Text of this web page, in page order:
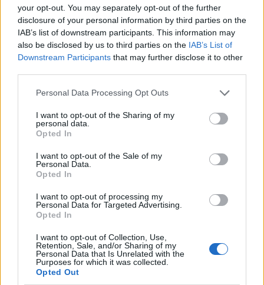
your opt-out. You may separately opt-out of the further
disclosure of your personal information by third parties on the
IAB’s list of downstream participants. This information may
also be disclosed by us to third parties on the IAB’s List of
Downstream Participants that may further disclose it to other
Please note that this website/app uses one or more Google
not limited to your visit or usage behaviour. You may click to
grant or deny consent to Google and its third-party tags to
use your data for below specified purposes in below Google
consent section.
Personal Data Processing Opt Outs
I want to opt-out of the Sharing of my
personal data.
Opted In
I want to opt-out of the Sale of my
Personal Data.
Opted In
I want to opt-out of processing my
Personal Data for Targeted Advertising.
Opted In
I want to opt-out of Collection, Use,
Retention, Sale, and/or Sharing of my
Personal Data that Is Unrelated with the
Purposes for which it was collected.
Opted Out
παραμένειαβέβαιο.
Ένα άμεσο ερώτημα είναι αν ο Εθνικός
Συναγερμός θα επιδιώξεινα εκδικηθεί
κυβέρνηση του Μπαϊρού, κάτι που θα μπορούσε
να οδηγήσει σε πρόωρες εκλογές το καλοκαίρι.
29χρονο Τζόρνταν Μπαρντέλα, πιθανό
διάδοχο της Λε Πεν,
είναι ο υποψήφιος του κόμματος το 2027.
προεδρικές εκλογές από το 1988.
Ίσως η ιστορία να θυμάται αυτή την εβδομάδα